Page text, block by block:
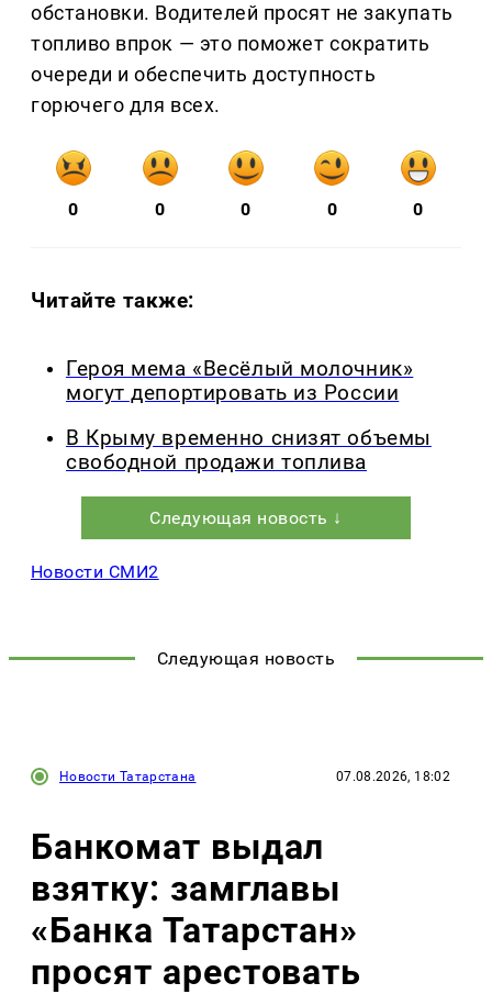
обстановки. Водителей просят не закупать
топливо впрок — это поможет сократить
очереди и обеспечить доступность
горючего для всех.
0 0 0 0 0
Читайте также:
Героя мема «Весёлый молочник»
могут депортировать из России
В Крыму временно снизят объемы
свободной продажи топлива
Следующая новость ↓
Новости СМИ2
Следующая новость
Новости Татарстана 07.08.2026, 18:02
Банкомат выдал
взятку: замглавы
«Банка Татарстан»
просят арестовать